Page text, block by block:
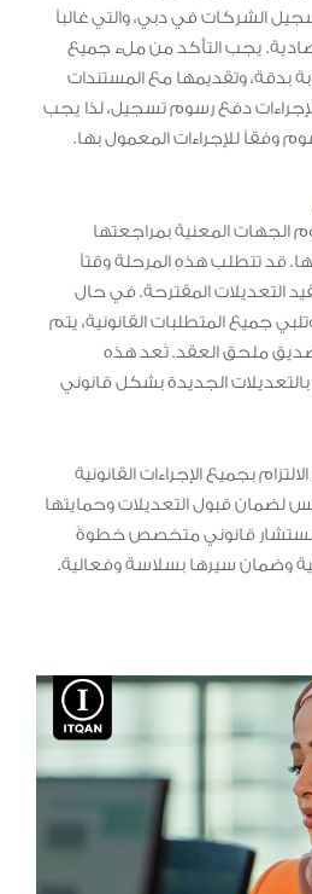
الشركات في دبي، والتي غالباً
يجب التأكد من ملء جميع
بدقة، وتقديمها مع المستندات
دفع رسوم تسجيل، لذا يجب
وفقاً للإجراءات المعمول بها.
الجهات المعنية بمراجعتها
قد تتطلب هذه المرحلة وقتاً
التعديلات المقترحة. في حال
جميع المتطلبات القانونية، يتم
ملحق العقد. تُعد هذه
بالتعديلات الجديدة بشكل قانوني
بجميع الإجراءات القانونية
لضمان قبول التعديلات وحمايتها
مستشار قانوني متخصص خطوةً
وضمان سيرها بسلاسة وفعالية.